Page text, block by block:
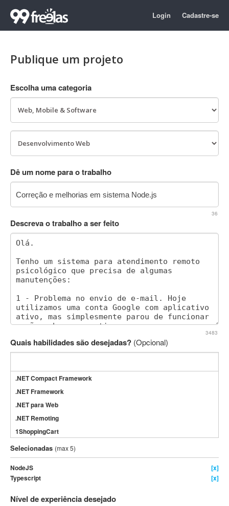
Login Cadastre-se
Publique um projeto
Escolha uma categoria
Dê um nome para o trabalho
36
Descreva o trabalho a ser feito
3483
Quais habilidades são desejadas? (Opcional)
.NET Compact Framework
.NET Framework
.NET para Web
.NET Remoting
1ShoppingCart
3DS Max
3GSM
4D Dimension
802.11
A&P
Selecionadas (max 5)
NodeJS
[x]
Typescript
[x]
Nível de experiência desejado